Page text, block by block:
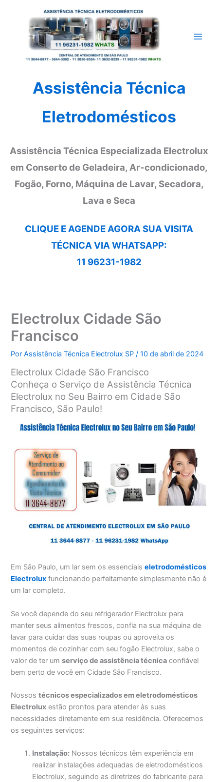
conteúdo
Assistência Técnica
Eletrodomésticos
Assistência Técnica Especializada Electrolux
em Conserto de Geladeira, Ar-condicionado,
Fogão, Forno, Máquina de Lavar, Secadora,
Lava e Seca
CLIQUE E AGENDE AGORA SUA VISITA
TÉCNICA VIA WHATSAPP:
11 96231-1982
Electrolux Cidade São
Francisco
PorAssistência Técnica Electrolux SP/10 de abril de 2024
Electrolux Cidade São Francisco
Conheça o Serviço de Assistência Técnica
Electrolux no Seu Bairro em Cidade São
Francisco, São Paulo!
Em São Paulo, um lar sem os essenciaiseletrodomésticos
Electrolux funcionando perfeitamente simplesmente não é
um lar completo.
Se você depende do seu refrigerador Electrolux para
manter seus alimentos frescos, confia na sua máquina de
lavar para cuidar das suas roupas ou aproveita os
momentos de cozinhar com seu fogão Electrolux, sabe o
valor de ter umserviço de assistência técnica confiável
bem perto de você em Cidade São Francisco.
Nossostécnicos especializados em eletrodomésticos
Electrolux estão prontos para atender às suas
necessidades diretamente em sua residência. Oferecemos
os seguintes serviços:
Instalação: Nossos técnicos têm experiência em
realizar instalações adequadas de eletrodomésticos
Electrolux, seguindo as diretrizes do fabricante para